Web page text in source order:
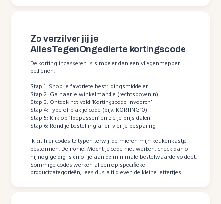
Zo verzilver jij je
AllesTegenOngedierte kortingscode
De korting incasseren is simpeler dan een vliegenmepper
bedienen.
Stap 1: Shop je favoriete bestrijdingsmiddelen
Stap 2: Ga naar je winkelmandje (rechtsbovenin)
Stap 3: Ontdek het veld ‘Kortingscode invoeren’
Stap 4: Type of plak je code (bijv. KORTING10)
Stap 5: Klik op ‘Toepassen’ en zie je prijs dalen
Stap 6: Rond je bestelling af en vier je besparing
Ik zit hier codes te typen terwijl de mieren mijn keukenkastje
bestormen. De ironie! Mocht je code niet werken, check dan of
hij nog geldig is en of je aan de minimale bestelwaarde voldoet.
Sommige codes werken alleen op specifieke
productcategorieën; lees dus altijd even de kleine lettertjes.